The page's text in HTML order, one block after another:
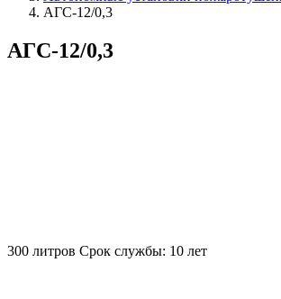
АГС-12/0,3
АГС-12/0,3
300 литров Срок службы: 10 лет